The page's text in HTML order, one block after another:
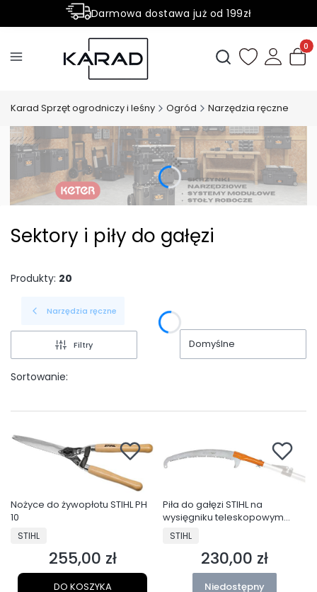
Darmowa dostawa już od 199zł
Rabaty -50% na wybrane produkty
Otwórz
Karad Sprzęt ogrodniczy i leśny Ogród Narzędzia ręczne
Sektory i piły do gałęzi
Produkty: 20
Narzędzia ręczne
Filtry
Sortowanie:
Domyślne
Nożyce do żywopłotu STIHL PH
10
PRODUCENT
STIHL
Cena
255,00 zł
DO KOSZYKA
Piła do gałęzi STIHL na
wysięgniku teleskopowym
STIHL PR 38 CT
PRODUCENT
STIHL
Cena
230,00 zł
Niedostępny